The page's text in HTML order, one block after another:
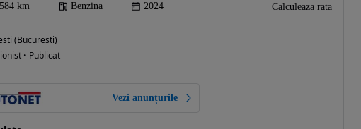
km Benzina 2024
(Bucuresti)
• Publicat
Vezi anunțurile
Calculeaza rata